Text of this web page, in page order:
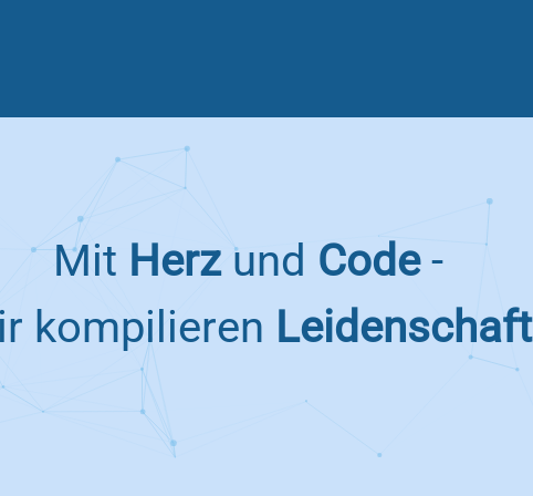
Mit Herz und Code -
kompilieren Leidenschaft